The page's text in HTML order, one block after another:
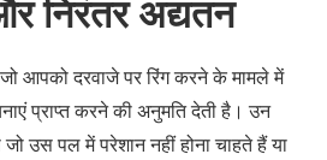
निरंतर अद्यतन
जो आपको दरवाजे पर रिंग करने के मामले में
प्राप्त करने की अनुमति देती है। उन
उस पल में परेशान नहीं होना चाहते हैं या